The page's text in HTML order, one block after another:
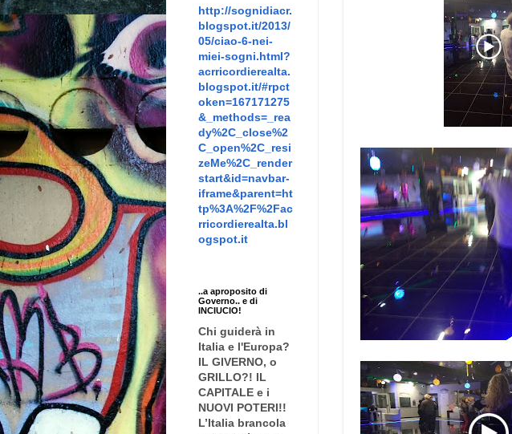
http://sognidiacr.
blogspot.it/2013/
05/ciao-6-nei-
miei-sogni.html?
acrricordierealta.
blogspot.it/#rpct
oken=167171275
&_methods=_rea
dy%2C_close%2
C_open%2C_resi
zeMe%2C_render
start&id=navbar-
iframe&parent=ht
tp%3A%2F%2Fac
rricordierealta.bl
ogspot.it
..a aproposito di
Governo.. e di
INCIUCIO!
Chi guiderà in
Italia e l'Europa?
IL GIVERNO, o
GRILLO?! IL
CAPITALE e i
NUOVI POTERI!!
L’Italia brancola